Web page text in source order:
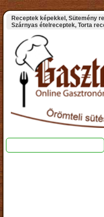
Receptek képekkel, Sütemény
Szárnyas ételreceptek, Torta